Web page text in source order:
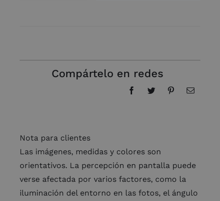
APLICACIONES
cantidad
Compártelo en redes
Nota para clientes
Las imágenes, medidas y colores son
orientativos. La percepción en pantalla puede
verse afectada por varios factores, como la
iluminación del entorno en las fotos, el ángulo